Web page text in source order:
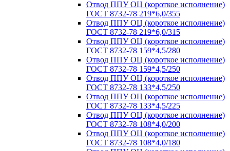
Отвод ППУ ОЦ (короткое исполнение)
ГОСТ 8732-78 219*6,0/355
Отвод ППУ ОЦ (короткое исполнение)
ГОСТ 8732-78 219*6,0/315
Отвод ППУ ОЦ (короткое исполнение)
ГОСТ 8732-78 159*4,5/280
Отвод ППУ ОЦ (короткое исполнение)
ГОСТ 8732-78 159*4,5/250
Отвод ППУ ОЦ (короткое исполнение)
ГОСТ 8732-78 133*4,5/250
Отвод ППУ ОЦ (короткое исполнение)
ГОСТ 8732-78 133*4,5/225
Отвод ППУ ОЦ (короткое исполнение)
ГОСТ 8732-78 108*4,0/200
Отвод ППУ ОЦ (короткое исполнение)
ГОСТ 8732-78 108*4,0/180